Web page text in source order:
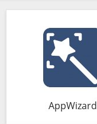
AppWizard